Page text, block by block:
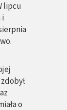
lipcu
i
o